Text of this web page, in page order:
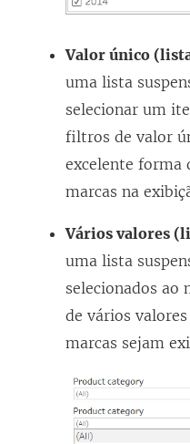
Valor único
uma lista
selecionar um
filtros de valor
excelente forma
marcas na
Vários valores
uma lista
selecionados ao
de vários
marcas sejam